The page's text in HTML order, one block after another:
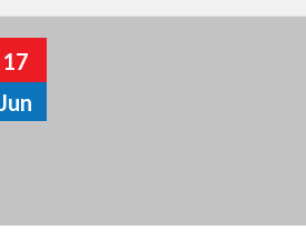
17
Jun